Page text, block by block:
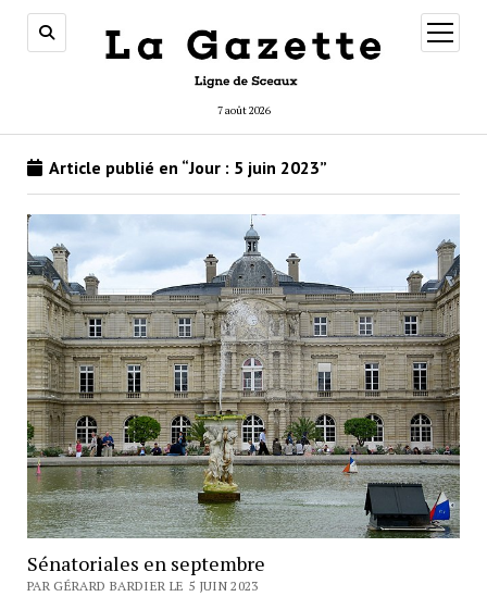
7 août 2026
ouvrir
menu
Article publié en “Jour : 5 juin 2023”
Sénatoriales en septembre
PAR GÉRARD BARDIER LE 5 JUIN 2023